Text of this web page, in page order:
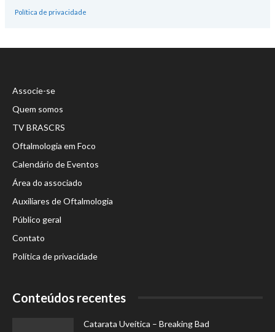
Política de privacidade
Associe-se
Quem somos
TV BRASCRS
Oftalmologia em Foco
Calendário de Eventos
Área do associado
Auxiliares de Oftalmologia
Público geral
Contato
Política de privacidade
Conteúdos recentes
Catarata Uveítica – Breaking Bad